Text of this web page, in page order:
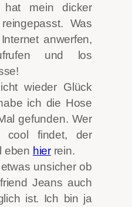
mein dicker
Was
anwerfen,
und los
wieder Glück
ich die Hose
gefunden. Wer
cool findet, der
eben hierrein.
unsicher ob
Jeans auch
ist. Ich bin ja